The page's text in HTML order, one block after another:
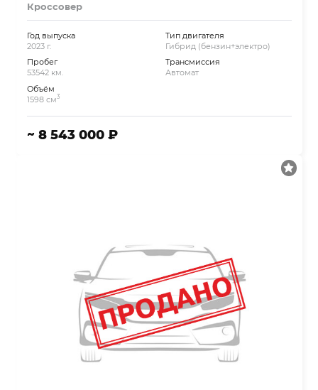
Кроссовер
Год выпуска
2023 г.
Пробег
53542 км.
Объём
1598 см3
Тип двигателя
Гибрид (бензин+электро)
Трансмиссия
Автомат
~ 8 543 000 ₽